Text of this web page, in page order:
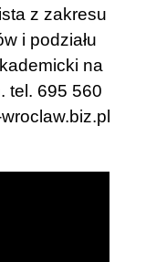
z zakresu
i podziału
na
tel. 695 560